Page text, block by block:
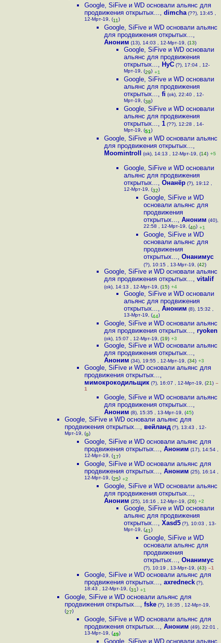
Google, SiFive и WD основали альянс для
продвижения открытых..., dimcha (??), 13:45 ,
12-Мрт-19, (11)
Google, SiFive и WD основали альянс
для продвижения открытых...,
Аноним (13), 14:03 , 12-Мрт-19, (13)
Google, SiFive и WD основали
альянс для продвижения
открытых..., HyC (?), 17:04 , 12-
Мрт-19, (29) +1
Google, SiFive и WD основали
альянс для продвижения
открытых..., fi (ok), 22:40 , 12-
Мрт-19, (38)
Google, SiFive и WD основали
альянс для продвижения
открытых..., 1 (??), 12:28 , 14-
Мрт-19, (51)
Google, SiFive и WD основали альянс
для продвижения открытых...,
Moomintroll
(ok), 14:13 , 12-Мрт-19, (14) +5
Google, SiFive и WD основали
альянс для продвижения
открытых..., Онанёр (?), 19:12 ,
12-Мрт-19, (32)
Google, SiFive и WD
основали альянс для
продвижения
открытых..., Аноним (40),
22:58 , 12-Мрт-19, (40) +1
Google, SiFive и WD
основали альянс для
продвижения
открытых..., Онанимус
(?), 10:15 , 13-Мрт-19, (42)
Google, SiFive и WD основали альянс
для продвижения открытых..., vitalif
(ok), 14:13 , 12-Мрт-19, (15) +4
Google, SiFive и WD основали
альянс для продвижения
открытых..., Аноним (8), 15:32 ,
13-Мрт-19, (44)
Google, SiFive и WD основали альянс
для продвижения открытых..., ryoken
(ok), 15:07 , 12-Мрт-19, (19) +3
Google, SiFive и WD основали альянс
для продвижения открытых...,
Аноним (34), 19:55 , 12-Мрт-19, (34) +3
Google, SiFive и WD основали альянс для
продвижения открытых...,
мимокрокодильщик (?), 16:07 , 12-Мрт-19, (21) –
1
Google, SiFive и WD основали альянс
для продвижения открытых...,
Аноним (8), 15:35 , 13-Мрт-19, (45)
Google, SiFive и WD основали альянс для
продвижения открытых..., вейланд (?), 13:43 , 12-
Мрт-19, (9)
Google, SiFive и WD основали альянс для
продвижения открытых..., Аноним (17), 14:54 ,
12-Мрт-19, (17)
Google, SiFive и WD основали альянс для
продвижения открытых..., Аноним (25), 16:14 ,
12-Мрт-19, (25) +2
Google, SiFive и WD основали альянс
для продвижения открытых...,
Аноним (25), 16:16 , 12-Мрт-19, (26) +2
Google, SiFive и WD основали
альянс для продвижения
открытых..., Xasd5 (?), 10:03 , 13-
Мрт-19, (41)
Google, SiFive и WD
основали альянс для
продвижения
открытых..., Онанимус
(?), 10:19 , 13-Мрт-19, (43) –1
Google, SiFive и WD основали альянс для
продвижения открытых..., axredneck (?),
18:43 , 12-Мрт-19, (31) +1
Google, SiFive и WD основали альянс для
продвижения открытых..., fske (?), 16:35 , 12-Мрт-19,
(27)
Google, SiFive и WD основали альянс для
продвижения открытых..., Аноним (49), 22:01 ,
13-Мрт-19, (49)
Google, SiFive и WD основали альянс